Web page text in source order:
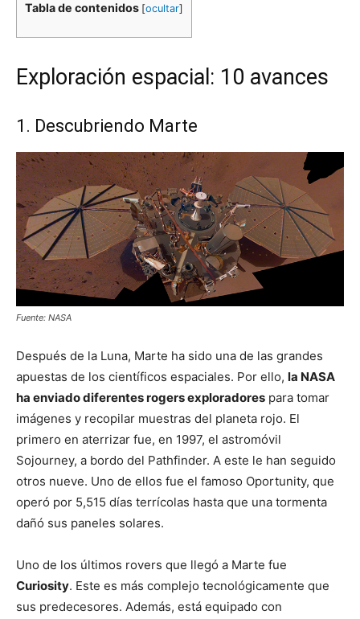
Tabla de contenidos [ocultar]
Exploración espacial: 10 avances
1. Descubriendo Marte
Fuente: NASA
Después de la Luna, Marte ha sido una de las grandes
apuestas de los científicos espaciales. Por ello, la NASA
ha enviado diferentes rogers exploradores para tomar
imágenes y recopilar muestras del planeta rojo. El
primero en aterrizar fue, en 1997, el astromóvil
Sojourney, a bordo del Pathfinder. A este le han seguido
otros nueve. Uno de ellos fue el famoso Oportunity, que
operó por 5,515 días terrícolas hasta que una tormenta
dañó sus paneles solares.
Uno de los últimos rovers que llegó a Marte fue
Curiosity. Este es más complejo tecnológicamente que
sus predecesores. Además, está equipado con